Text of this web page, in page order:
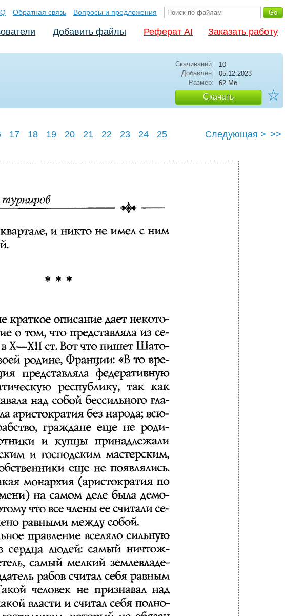
Обратная связь Вопросы и предложения
Добавить файлы Реферат AI Заказать работу
Скачиваний:
10
Добавлен:
05.12.2023
Размер:
62 Мб
Скачать ☆
17 18 19 20 21 22 23 24 25 Следующая > >>